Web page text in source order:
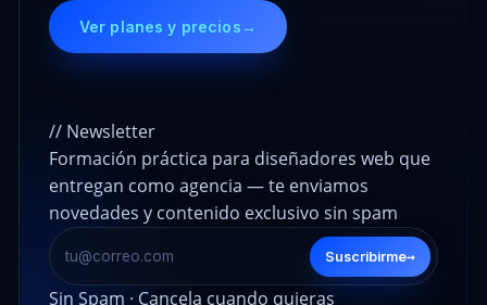
Ver planes y precios →
// Newsletter
Formación práctica para diseñadores web que
entregan como agencia — te enviamos
novedades y contenido exclusivo sin spam
Suscribirme→
Sin Spam · Cancela cuando quieras